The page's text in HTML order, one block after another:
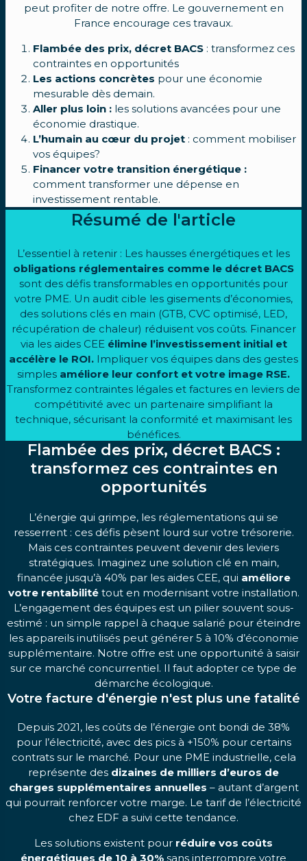
peut profiter de notre offre. Le gouvernement en
France encourage ces travaux.
Flambée des prix, décret BACS : transformez ces
contraintes en opportunités
Les actions concrètes pour une économie
mesurable dès demain.
Aller plus loin : les solutions avancées pour une
économie drastique.
L’humain au cœur du projet : comment mobiliser
vos équipes?
Financer votre transition énergétique :
comment transformer une dépense en
investissement rentable.
Résumé de l'article
L’essentiel à retenir : Les hausses énergétiques et les
obligations réglementaires comme le décret BACS
sont des défis transformables en opportunités pour
votre PME. Un audit cible les gisements d’économies,
des solutions clés en main (GTB, CVC optimisé, LED,
récupération de chaleur) réduisent vos coûts. Financer
via les aides CEE élimine l’investissement initial et
accélère le ROI. Impliquer vos équipes dans des gestes
simples améliore leur confort et votre image RSE.
Transformez contraintes légales et factures en leviers de
compétitivité avec un partenaire simplifiant la
technique, sécurisant la conformité et maximisant les
bénéfices.
Flambée des prix, décret BACS :
transformez ces contraintes en
opportunités
L’énergie qui grimpe, les réglementations qui se
resserrent : ces défis pèsent lourd sur votre trésorerie.
Mais ces contraintes peuvent devenir des leviers
stratégiques. Imaginez une solution clé en main,
financée jusqu’à 40% par les aides CEE, qui améliore
votre rentabilitétout en modernisant votre installation.
L’engagement des équipes est un pilier souvent sous-
estimé : un simple rappel à chaque salarié pour éteindre
les appareils inutilisés peut générer 5 à 10% d’économie
supplémentaire. Notre offre est une opportunité à saisir
sur ce marché concurrentiel. Il faut adopter ce type de
démarche écologique.
Votre facture d'énergie n'est plus une fatalité
Depuis 2021, les coûts de l’énergie ont bondi de 38%
pour l’électricité, avec des pics à +150% pour certains
contrats sur le marché. Pour une PME industrielle, cela
représente des dizaines de milliers d’euros de
charges supplémentaires annuelles – autant d’argent
qui pourrait renforcer votre marge. Le tarif de l’électricité
chez EDF a suivi cette tendance.
Les solutions existent pour réduire vos coûts
énergétiques de 10 à 30% sans interrompre votre